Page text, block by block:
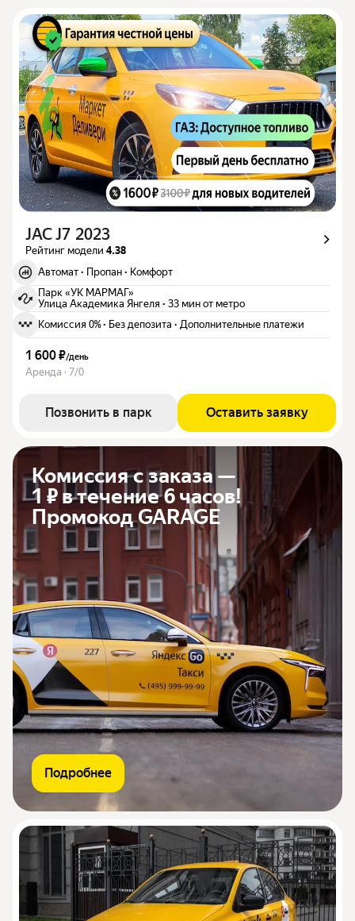
JAC J7 2023
Рейтинг модели 4.38
Автомат · Пропан · Комфорт
Парк «УК МАРМАГ»
Улица Академика Янгеля · 33 мин от метро
Комиссия 0%· Без депозита · Дополнительные платежи
1 600 ₽/день
Аренда · 7/0
Позвонить в парк Оставить заявку
Комиссия с заказа —
1 ₽ в течение 6 часов!
Промокод GARAGE
Подробнее